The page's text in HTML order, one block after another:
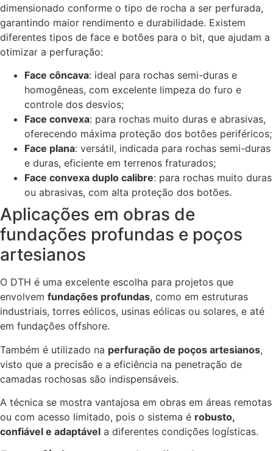
dimensionado conforme o tipo de rocha a ser perfurada,
garantindo maior rendimento e durabilidade. Existem
diferentes tipos de face e botões para o bit, que ajudam a
otimizar a perfuração:
Face côncava: ideal para rochas semi-duras e
homogêneas, com excelente limpeza do furo e
controle dos desvios;
Face convexa: para rochas muito duras e abrasivas,
oferecendo máxima proteção dos botões periféricos;
Face plana: versátil, indicada para rochas semi-duras
e duras, eficiente em terrenos fraturados;
Face convexa duplo calibre: para rochas muito duras
ou abrasivas, com alta proteção dos botões.
Aplicações em obras de
fundações profundas e poços
artesianos
O DTH é uma excelente escolha para projetos que
envolvem fundações profundas, como em estruturas
industriais, torres eólicos, usinas eólicas ou solares, e até
em fundações offshore.
Também é utilizado na perfuração de poços artesianos,
visto que a precisão e a eficiência na penetração de
camadas rochosas são indispensáveis.
A técnica se mostra vantajosa em obras em áreas remotas
ou com acesso limitado, pois o sistema é robusto,
confiável e adaptável a diferentes condições logísticas.